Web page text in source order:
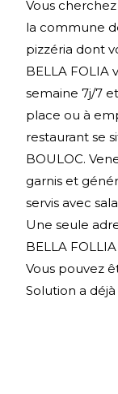
Vous
la commune
pizzéria dont
BELLA FOLIA
semaine 7j/7
place ou à
restaurant se
BOULOC.
garnis et
servis avec
Une seule
BELLA
Vous pouvez
Solution a